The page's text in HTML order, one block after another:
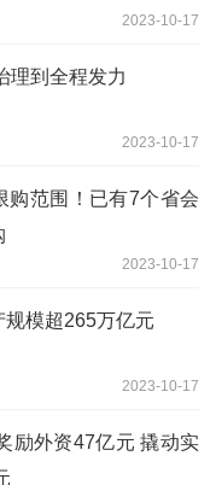
2023-10-17
理到全程发力
2023-10-17
购范围！已有7个省会
2023-10-17
模超265万亿元
2023-10-17
励外资47亿元 撬动实